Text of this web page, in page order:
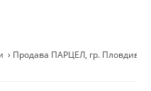
комбинация
🚗🌳
Продава ПАРЦЕЛ, гр. Пловдив,